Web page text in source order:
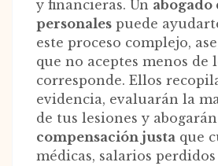
y financieras. Un abogado
personales puede
este proceso complejo,
que no aceptes menos de
corresponde. Ellos
evidencia, evaluarán la
de tus lesiones y
compensación justa que
médicas, salarios